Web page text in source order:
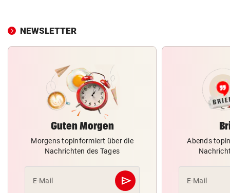
NEWSLETTER
Guten Morgen
Morgens topinformiert über die
Nachrichten des Tages
E-Mail send
Abschicken
Abends
E-Mail